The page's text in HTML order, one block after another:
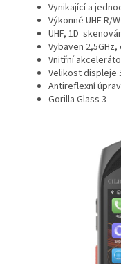
Vynikající a
Výkonné UHF R/
UHF, 1D
Vybaven
Vnitřní
Velikost displeje
Antireflexní
Gorilla Glass 3